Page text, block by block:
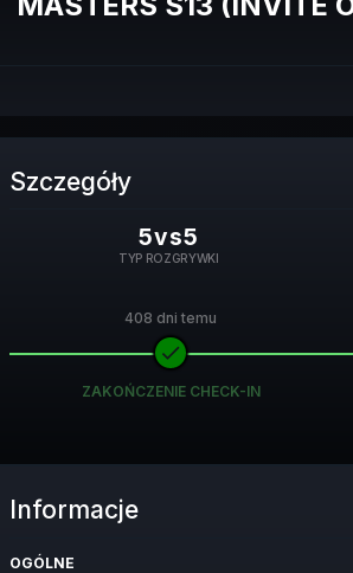
Szczegóły
5vs5
TYP ROZGRYWKI
408 dni temu
ZAKOŃCZENIE CHECK-IN
Informacje
OGÓLNE